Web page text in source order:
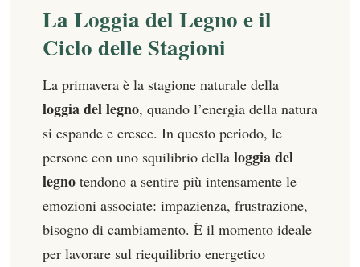
La Loggia del Legno e il
Ciclo delle Stagioni
La primavera è la stagione naturale della
loggia del legno, quando l’energia della natura
si espande e cresce. In questo periodo, le
persone con uno squilibrio della loggia del
legno tendono a sentire più intensamente le
emozioni associate: impazienza, frustrazione,
bisogno di cambiamento. È il momento ideale
per lavorare sul riequilibrio energetico